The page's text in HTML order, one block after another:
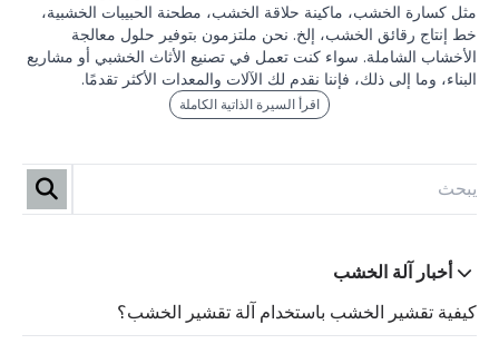
مثل كسارة الخشب، ماكينة حلاقة الخشب، مطحنة الحبيبات الخشبية،
خط إنتاج رقائق الخشب، إلخ. نحن ملتزمون بتوفير حلول معالجة
الأخشاب الشاملة. سواء كنت تعمل في تصنيع الأثاث الخشبي أو مشاريع
البناء، وما إلى ذلك، فإننا نقدم لك الآلات والمعدات الأكثر تقدمًا.
اقرأ السيرة الذاتية الكاملة
أخبار آلة الخشب
كيفية تقشير الخشب باستخدام آلة تقشير الخشب؟